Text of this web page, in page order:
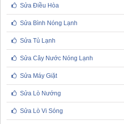
Sửa Điều Hòa
Sửa Bình Nóng Lạnh
Sửa Tủ Lạnh
Sửa Cây Nước Nóng Lạnh
Sửa Máy Giặt
Sửa Lò Nướng
Sửa Lò Vi Sóng